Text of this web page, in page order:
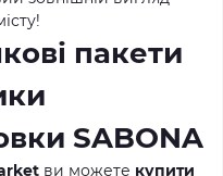
пакети
SABONA
ви можете купити